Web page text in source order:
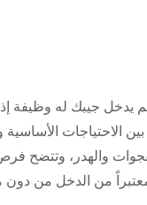
يدخل جيبك له وظيفة
الأساسية
والهدر، وتتضح
معتبراً من الدخل من